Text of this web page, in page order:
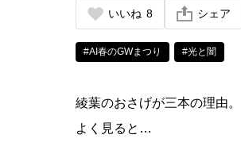
いいね 8 シェア
#AI春のGWまつり #光と闇
綾葉のおさげが三本の理由。
よく見ると…